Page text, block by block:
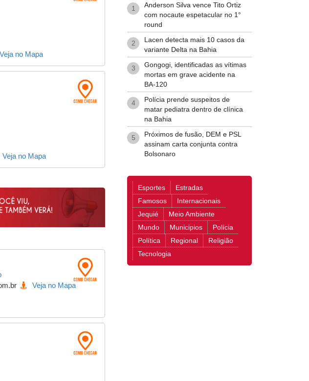
Veja no Mapa
Veja no Mapa
Veja no Mapa
1
Anderson Silva vence Tito Ortiz
com nocaute espetacular no 1°
round
2
Lacen detecta mais 10 casos da
variante Delta na Bahia
3
Gongogi, identificadas as vítimas
mortas em grave acidente na
BA-120
4
Polícia prende suspeitos de
matar pediatra dentro de clínica
na Bahia
5
Próximos de fusão, DEM e PSL
assinam carta conjunta contra
Bolsonaro
Esportes
Estradas
Famosos
Internacionais
Jequié
Meio Ambiente
Mundo
Municipios
Polícia
Política
Regional
Religião
Tecnologia